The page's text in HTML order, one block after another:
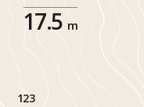
17.5 m
123